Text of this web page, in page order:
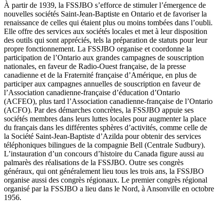
À partir de 1939, la FSSJBO s’efforce de stimuler l’émergence de
nouvelles sociétés Saint-Jean-Baptiste en Ontario et de favoriser la
renaissance de celles qui étaient plus ou moins tombées dans l’oubli.
Elle offre des services aux sociétés locales et met à leur disposition
des outils qui sont appréciés, tels la préparation de statuts pour leur
propre fonctionnement. La FSSJBO organise et coordonne la
participation de l’Ontario aux grandes campagnes de souscription
nationales, en faveur de Radio-Ouest française, de la presse
canadienne et de la Fraternité française d’Amérique, en plus de
participer aux campagnes annuelles de souscription en faveur de
l’Association canadienne-française d’éducation d’Ontario
(ACFEO), plus tard l’Association canadienne-française de l’Ontario
(ACFO). Par des démarches concrètes, la FSSJBO appuie ses
sociétés membres dans leurs luttes locales pour augmenter la place
du français dans les différentes sphères d’activités, comme celle de
la Société Saint-Jean-Baptiste d’Azilda pour obtenir des services
téléphoniques bilingues de la compagnie Bell (Centrale Sudbury).
L’instauration d’un concours d’histoire du Canada figure aussi au
palmarès des réalisations de la FSSJBO. Outre ses congrès
généraux, qui ont généralement lieu tous les trois ans, la FSSJBO
organise aussi des congrès régionaux. Le premier congrès régional
organisé par la FSSJBO a lieu dans le Nord, à Ansonville en octobre
1956.